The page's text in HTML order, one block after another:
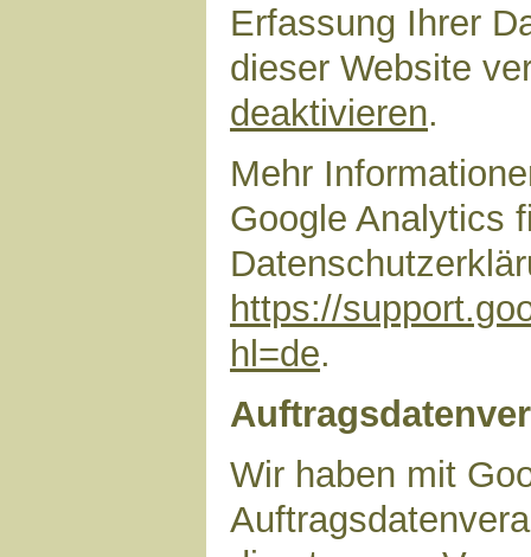
Erfassung Ihrer
dieser Website
deaktivieren.
Mehr
Google Analytics
https://
hl=de.
Wir haben mit